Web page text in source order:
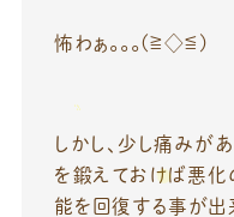
怖わぁ。。。(≧◇≦)
しかし、少し痛みが
を鍛えておけば悪化
能を回復する事が